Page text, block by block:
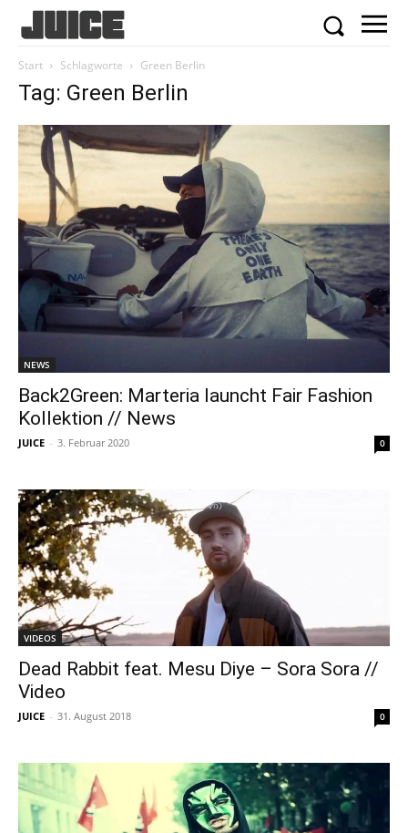
Start Schlagworte Green Berlin
Tag: Green Berlin
NEWS
Back2Green: Marteria launcht Fair Fashion
Kollektion // News
JUICE - 3. Februar 2020 0
VIDEOS
Dead Rabbit feat. Mesu Diye – Sora Sora //
Video
JUICE - 31. August 2018 0